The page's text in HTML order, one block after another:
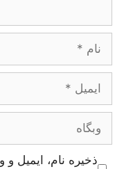
وبگاه
ذخیره نام، ایمیل